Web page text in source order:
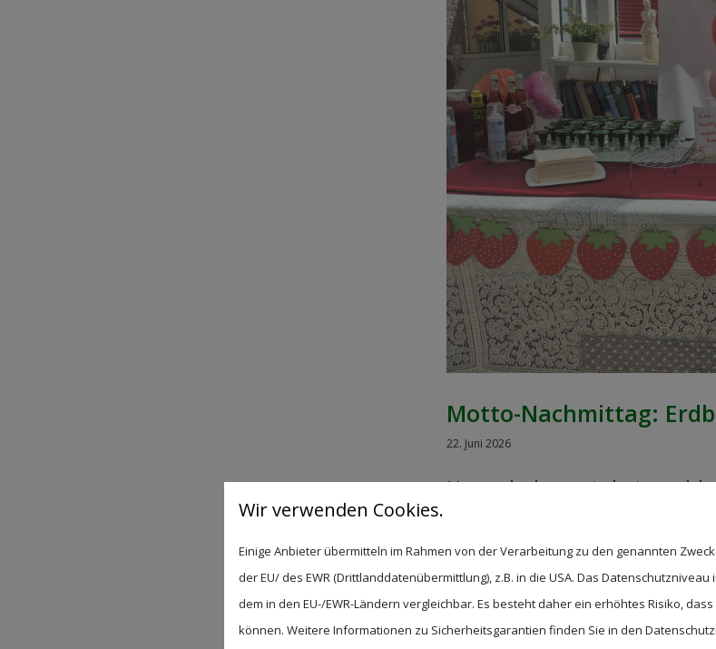
Motto-Nachmittag:
22. Juni 2026
Heute haben wir bei
Temperaturen
Erdbeere genossen. Ob
viele weitere
und es hat allen
Wir verwenden Cookies.
Einige Anbieter übermitteln im Rahmen von der Verarbeitung zu den genannten
der EU/ des EWR (Drittlanddatenübermittlung), z.B. in die USA. Das
dem in den EU-/EWR-Ländern vergleichbar. Es besteht daher ein erhöhtes Risiko,
können. Weitere Informationen zu Sicherheitsgarantien finden Sie in den